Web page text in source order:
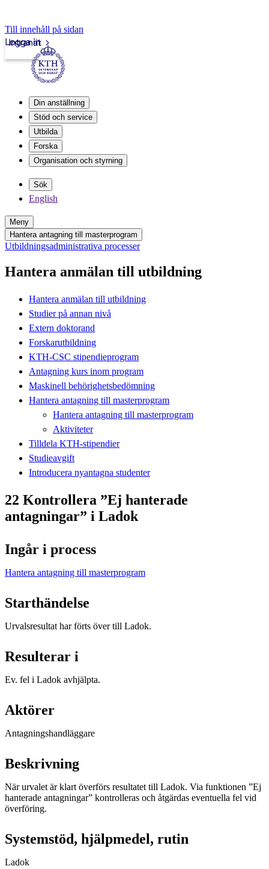
Till innehåll på sidan
Intranät
Logga in
Din anställning
Stöd och service
Utbilda
Forska
Organisation och styrning
Sök
English
Meny
Hantera antagning till masterprogram
Utbildningsadministrativa processer
Hantera anmälan till utbildning
Hantera anmälan till utbildning
Studier på annan nivå
Extern doktorand
Forskarutbildning
KTH-CSC stipendieprogram
Antagning kurs inom program
Maskinell behörighetsbedömning
Hantera antagning till masterprogram
Hantera antagning till masterprogram
Aktiviteter
Tilldela KTH-stipendier
Studieavgift
Introducera nyantagna studenter
22 Kontrollera ”Ej hanterade
antagningar” i Ladok
Ingår i process
Hantera antagning till masterprogram
Starthändelse
Urvalsresultat har förts över till Ladok.
Resulterar i
Ev. fel i Ladok avhjälpta.
Aktörer
Antagningshandläggare
Beskrivning
När urvalet är klart överförs resultatet till Ladok. Via funktionen ”Ej
hanterade antagningar” kontrolleras och åtgärdas eventuella fel vid
överföring.
Systemstöd, hjälpmedel, rutin
Ladok